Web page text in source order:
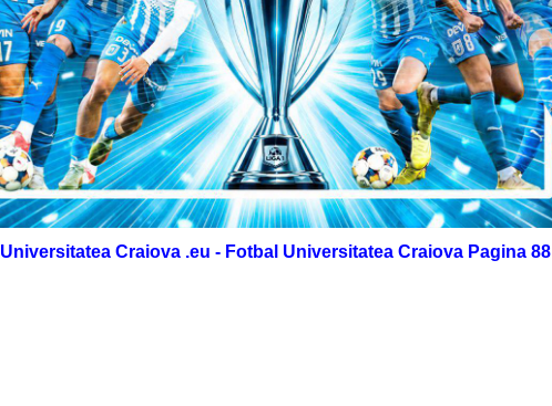
Universitatea Craiova .eu - Fotbal Universitatea Craiova Pagina 88